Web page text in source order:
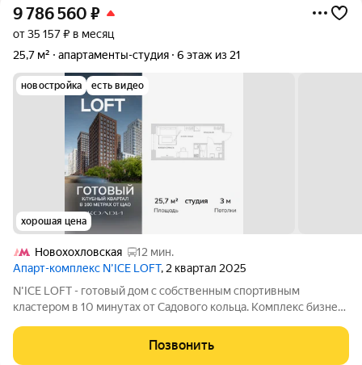
9 786 560 ₽
от 35 157 ₽ в месяц
25,7 м²
апартаменты-студия 6 этаж из 21
новостройка есть видео
хорошая цена
Новохохловская
12 мин.
Апарт-комплекс N’ICE LOFT, 2 квартал 2025
N'ICE LOFT - готовый дом с собственным спортивным
кластером в 10 минутах от Садового кольца. Комплекс бизнес-
компания КОЛДИ, представляет собой знаковое жилое
пространство, на территории которого
Позвонить